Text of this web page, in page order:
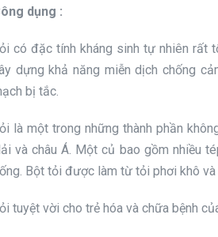
dụng :
có đặc tính kháng sinh tự nhiên rất
dựng khả năng miễn dịch chống
bị tắc.
là một trong những thành phần
và châu Á. Một củ bao gồm nhiều
Bột tỏi được làm từ tỏi phơi khô và
tuyệt vời cho trẻ hóa và chữa bệnh